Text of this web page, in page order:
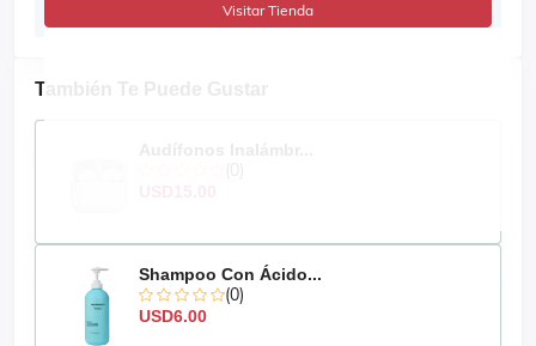
También Te Puede Gustar
Shampoo Con Ácido...
(0)
USD6.00
Visitar Tienda